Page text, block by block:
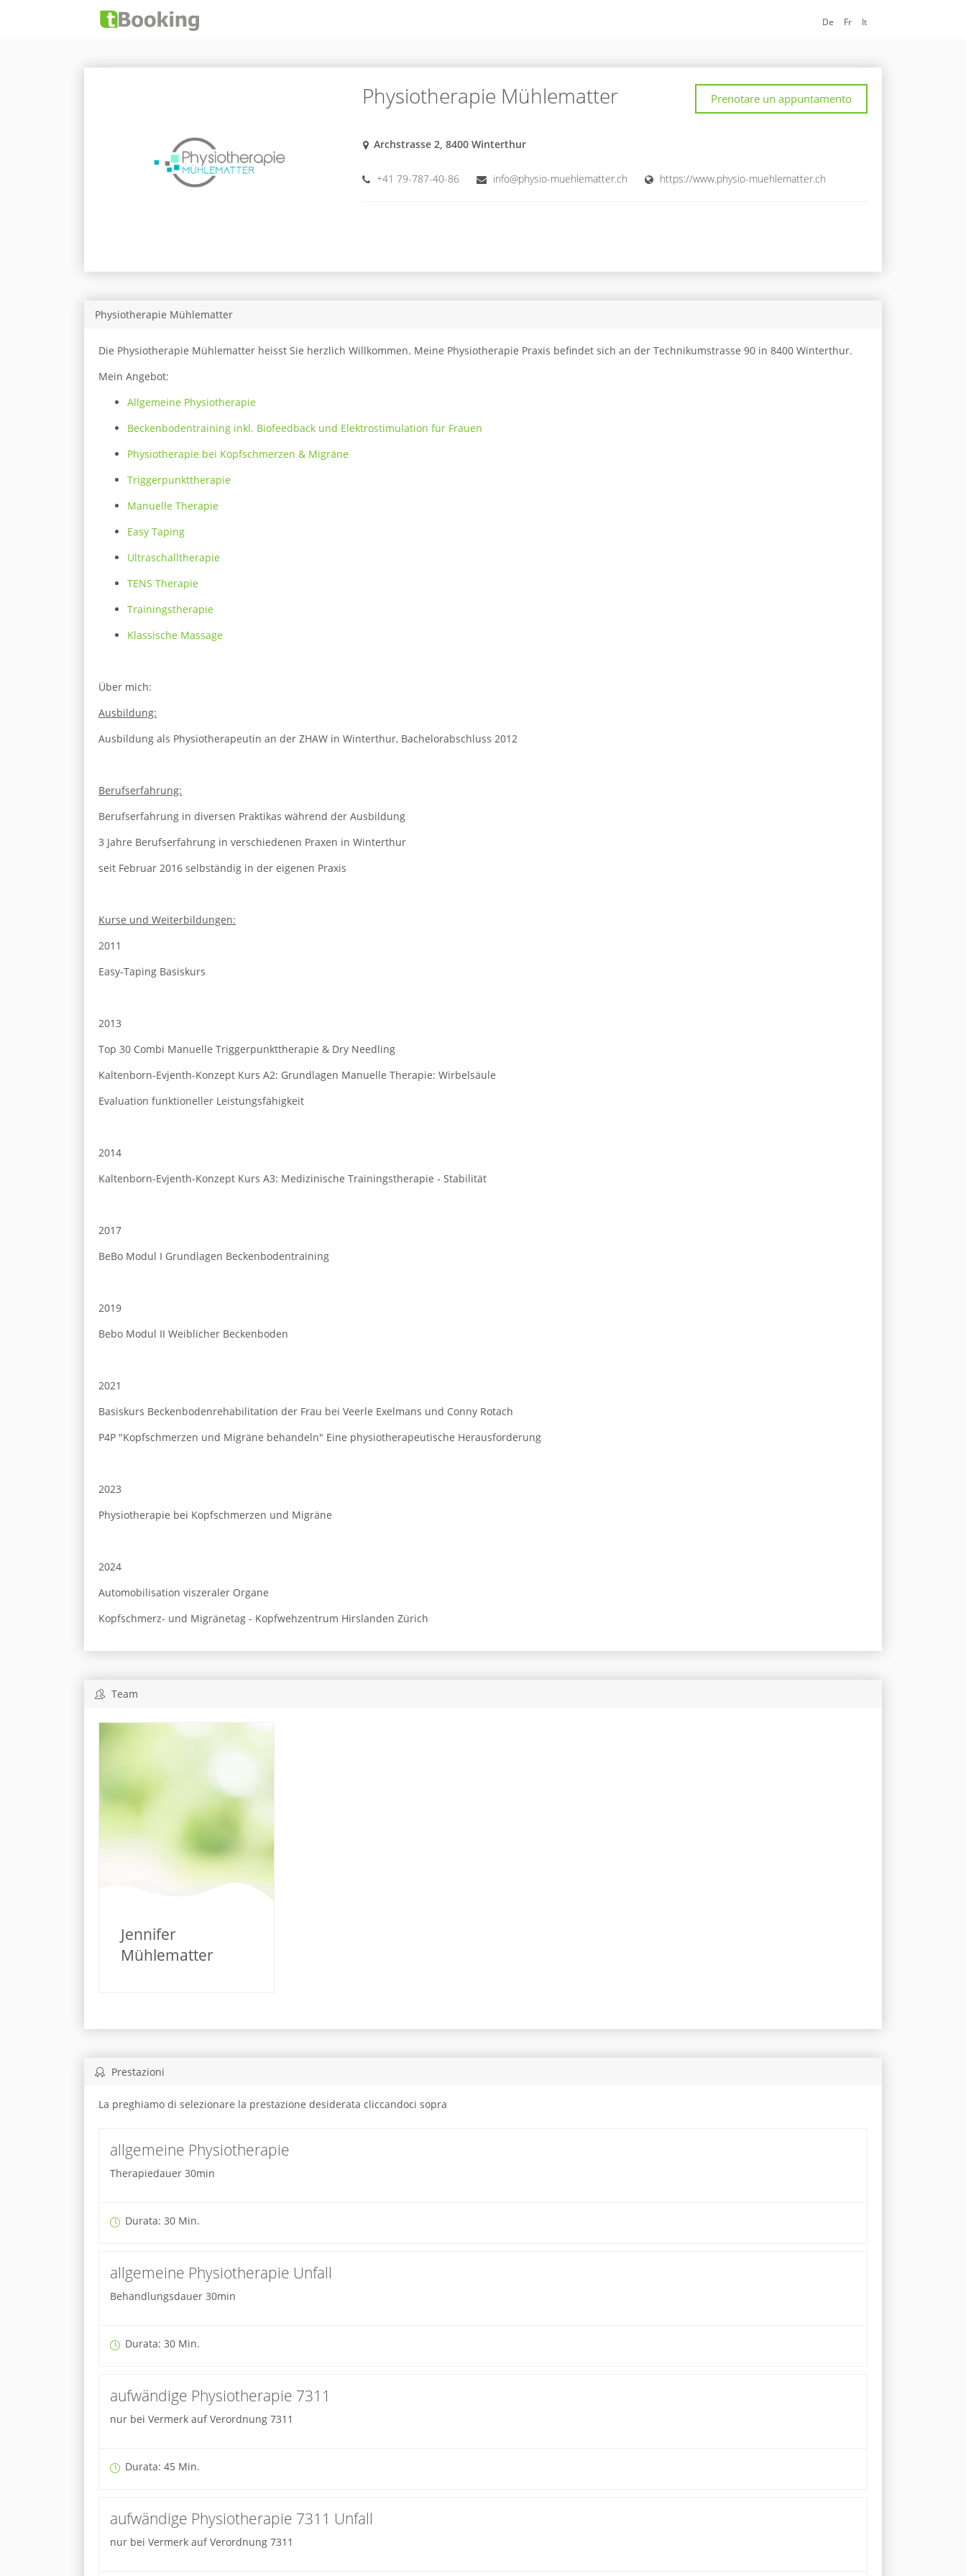
De Fr It
Physiotherapie Mühlematter Prenotare un appuntamento
Archstrasse 2, 8400 Winterthur
+41 79-787-40-86 info@physio-muehlematter.ch https://www.physio-muehlematter.ch
Physiotherapie Mühlematter
Die Physiotherapie Mühlematter heisst Sie herzlich Willkommen. Meine Physiotherapie Praxis befindet sich an der Technikumstrasse 90 in 8400 Winterthur.
Mein Angebot:
Allgemeine Physiotherapie
Beckenbodentraining inkl. Biofeedback und Elektrostimulation für Frauen
Physiotherapie bei Kopfschmerzen & Migräne
Triggerpunkttherapie
Manuelle Therapie
​Easy Taping
Ultraschalltherapie
TENS Therapie
​Trainingstherapie
Klassische Massage
Über mich:
Ausbildung:
Ausbildung als Physiotherapeutin an der ZHAW in Winterthur, Bachelorabschluss 2012
Berufserfahrung:
Berufserfahrung in diversen Praktikas während der Ausbildung
3 Jahre Berufserfahrung in verschiedenen Praxen in Winterthur
seit Februar 2016 selbständig in der eigenen Praxis
Kurse und Weiterbildungen:
​2011
Easy-Taping Basiskurs
2013
Top 30 Combi Manuelle Triggerpunkttherapie & Dry Needling
Kaltenborn-Evjenth-Konzept Kurs A2: Grundlagen Manuelle Therapie: Wirbelsäule
Evaluation funktioneller Leistungsfähigkeit
2014
Kaltenborn-Evjenth-Konzept Kurs A3: Medizinische Trainingstherapie - Stabilität
2017
BeBo Modul I Grundlagen Beckenbodentraining
2019
Bebo Modul II Weiblicher Beckenboden
2021
Basiskurs Beckenbodenrehabilitation der Frau bei Veerle Exelmans und Conny Rotach
P4P "Kopfschmerzen und Migräne behandeln" Eine physiotherapeutische Herausforderung
2023
Physiotherapie bei Kopfschmerzen und Migräne
2024
Automobilisation viszeraler Organe
Kopfschmerz- und Migränetag - Kopfwehzentrum Hirslanden Zürich
Team
Jennifer
Mühlematter
Prestazioni
La preghiamo di selezionare la prestazione desiderata cliccandoci sopra
allgemeine Physiotherapie
Therapiedauer 30min
Durata: 30 Min.
allgemeine Physiotherapie Unfall
Behandlungsdauer 30min
Durata: 30 Min.
aufwändige Physiotherapie 7311
nur bei Vermerk auf Verordnung 7311
Durata: 45 Min.
aufwändige Physiotherapie 7311 Unfall
nur bei Vermerk auf Verordnung 7311